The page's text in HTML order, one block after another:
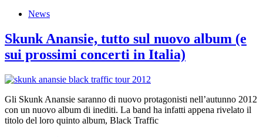
News
Skunk Anansie, tutto sul nuovo album (e
sui prossimi concerti in Italia)
Gli Skunk Anansie saranno di nuovo protagonisti nell’autunno 2012
con un nuovo album di inediti. La band ha infatti appena rivelato il
titolo del loro quinto album, Black Traffic